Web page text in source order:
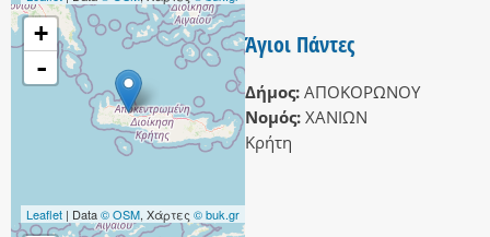
+
-
Leaflet | Data© OSM, Χάρτες © buk.gr
Άγιοι Πάντες
Δήμος: ΑΠΟΚΟΡΩΝΟΥ
Νομός: ΧΑΝΙΩΝ
Κρήτη